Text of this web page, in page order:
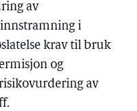
av
i
krav til bruk
og
av